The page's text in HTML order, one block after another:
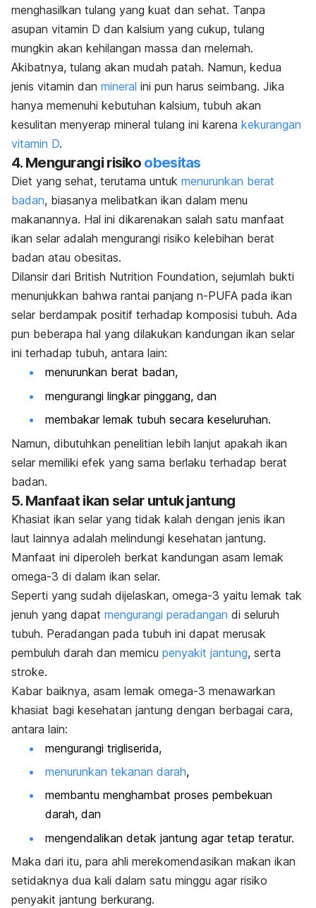
menghasilkan tulang yang kuat dan sehat. Tanpa
asupan vitamin D dan kalsium yang cukup, tulang
mungkin akan kehilangan massa dan melemah.
Akibatnya, tulang akan mudah patah. Namun, kedua
jenis vitamin dan mineral ini pun harus seimbang. Jika
hanya memenuhi kebutuhan kalsium, tubuh akan
kesulitan menyerap mineral tulang ini karena kekurangan
vitamin D.
4. Mengurangi risiko obesitas
Diet yang sehat, terutama untuk menurunkan berat
badan, biasanya melibatkan ikan dalam menu
makanannya. Hal ini dikarenakan salah satu manfaat
ikan selar adalah mengurangi risiko kelebihan berat
badan atau obesitas.
Dilansir dari British Nutrition Foundation, sejumlah bukti
menunjukkan bahwa rantai panjang n-PUFA pada ikan
selar berdampak positif terhadap komposisi tubuh. Ada
pun beberapa hal yang dilakukan kandungan ikan selar
ini terhadap tubuh, antara lain:
menurunkan berat badan,
mengurangi lingkar pinggang, dan
membakar lemak tubuh secara keseluruhan.
Namun, dibutuhkan penelitian lebih lanjut apakah ikan
selar memiliki efek yang sama berlaku terhadap berat
badan.
5. Manfaat ikan selar untuk jantung
Khasiat ikan selar yang tidak kalah dengan jenis ikan
laut lainnya adalah melindungi kesehatan jantung.
Manfaat ini diperoleh berkat kandungan asam lemak
omega-3 di dalam ikan selar.
Seperti yang sudah dijelaskan, omega-3 yaitu lemak tak
jenuh yang dapat mengurangi peradangan di seluruh
tubuh. Peradangan pada tubuh ini dapat merusak
pembuluh darah dan memicu penyakit jantung, serta
stroke.
Kabar baiknya, asam lemak omega-3 menawarkan
khasiat bagi kesehatan jantung dengan berbagai cara,
antara lain:
mengurangi trigliserida,
menurunkan tekanan darah,
membantu menghambat proses pembekuan
darah, dan
mengendalikan detak jantung agar tetap teratur.
Maka dari itu, para ahli merekomendasikan makan ikan
setidaknya dua kali dalam satu minggu agar risiko
penyakit jantung berkurang.